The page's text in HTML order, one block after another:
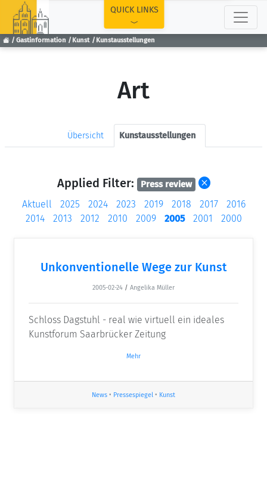
Gastinformation Kunst Kunstausstellungen
QUICK LINKS
Art
Übersicht Kunstausstellungen
Applied Filter: Press review
Aktuell 2025 2024 2023 2019 2018 2017
2016
2014
2013 2012 2010 2009 2005 2001 2000
Unkonventionelle Wege zur Kunst
2005-02-24 / Angelika Müller
Schloss Dagstuhl - real wie virtuell ein ideales
Kunstforum Saarbrücker Zeitung
Mehr
News • Pressespiegel • Kunst